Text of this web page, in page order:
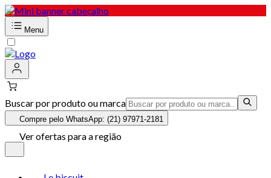
Menu
Buscar por produto ou marca
Compre pelo WhatsApp: (21) 97971-2181
Ver ofertas para a região